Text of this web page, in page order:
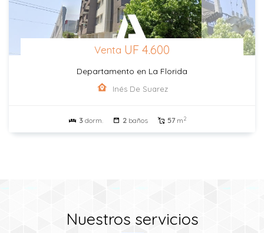
Venta UF 4.600
Departamento en La Florida
Inés De Suarez
3dorm. 2baños 57m2
Nuestros servicios